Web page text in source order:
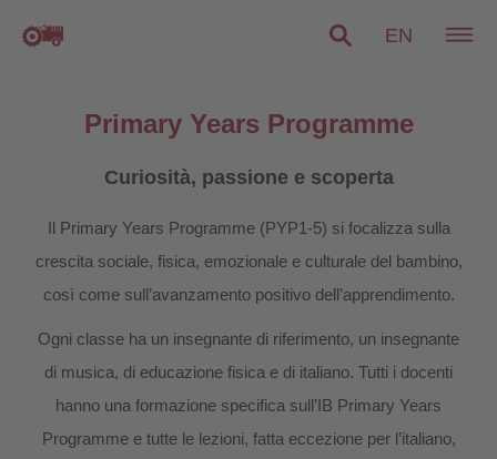
EN
Primary Years Programme
Curiosità, passione e scoperta
Il Primary Years Programme (PYP1-5) si focalizza sulla
crescita sociale, fisica, emozionale e culturale del bambino,
così come sull’avanzamento positivo dell’apprendimento.
Ogni classe ha un insegnante di riferimento, un insegnante
di musica, di educazione fisica e di italiano. Tutti i docenti
hanno una formazione specifica sull’IB Primary Years
Programme e tutte le lezioni, fatta eccezione per l’italiano,